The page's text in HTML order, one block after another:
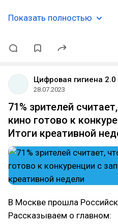
Показать полностью
Цифровая гигиена 2.0
28.07.2023
71% зрителей
кино готово к
Итоги креативной
В Москве прошла
Рассказываем о главном: